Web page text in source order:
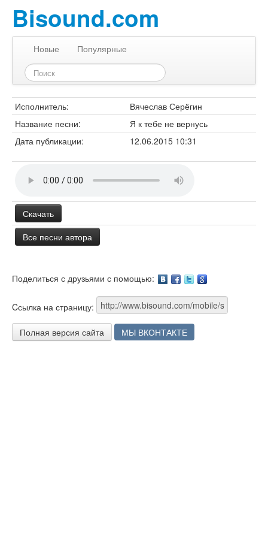
Bisound.com
Новые Популярные
Исполнитель:
Вячеслав Серёгин
Название песни:
Я к тебе не вернусь
Дата публикации:
12.06.2015 10:31
Скачать
Все песни автора
Поделиться с друзьями с помощью:
Cсылка на страницу:
Полная версия сайта МЫ ВКОНТАКТЕ